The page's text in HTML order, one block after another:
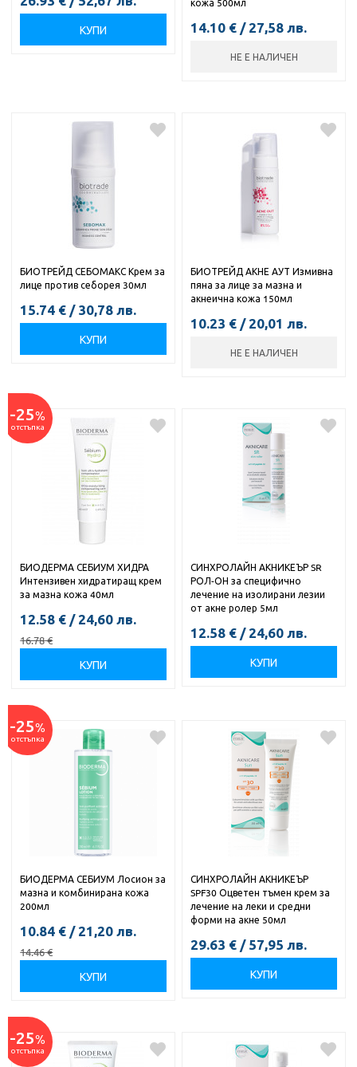
КУПИ 14.10 € / 27,58 лв.
НЕ Е НАЛИЧЕН
БИОТРЕЙД СЕБОМАКС Крем за
лице против себорея 30мл
15.74 € / 30,78 лв.
КУПИ
БИОТРЕЙД АКНЕ АУТ Измивна
пяна за лице за мазна и
акнеична кожа 150мл
10.23 € / 20,01 лв.
НЕ Е НАЛИЧЕН
-25%
отстъпка
БИОДЕРМА СЕБИУМ ХИДРА
Интензивен хидратиращ крем
за мазна кожа 40мл
12.58 € / 24,60 лв.
16.78€
КУПИ
СИНХРОЛАЙН АКНИКЕЪР SR
РОЛ-ОН за специфично
лечение на изолирани лезии
от акне ролер 5мл
12.58 € / 24,60 лв.
КУПИ
-25%
отстъпка
БИОДЕРМА СЕБИУМ Лосион за
мазна и комбинирана кожа
200мл
10.84 € / 21,20 лв.
14.46€
КУПИ
СИНХРОЛАЙН АКНИКЕЪР
SPF30 Оцветен тъмен крем за
лечение на леки и средни
форми на акне 50мл
29.63 € / 57,95 лв.
КУПИ
-25%
отстъпка